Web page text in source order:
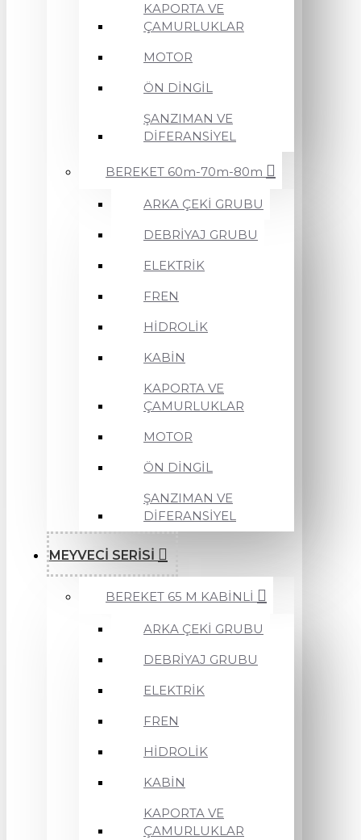
KAPORTA VE
ÇAMURLUKLAR
MOTOR
ÖN DİNGİL
ŞANZIMAN VE
DİFERANSİYEL
BEREKET 60m-70m-80m
ARKA ÇEKİ GRUBU
DEBRİYAJ GRUBU
ELEKTRİK
FREN
HİDROLİK
KABİN
KAPORTA VE
ÇAMURLUKLAR
MOTOR
ÖN DİNGİL
ŞANZIMAN VE
DİFERANSİYEL
MEYVECİ SERİSİ
BEREKET 65 M KABİNLİ
ARKA ÇEKİ GRUBU
DEBRİYAJ GRUBU
ELEKTRİK
FREN
HİDROLİK
KABİN
KAPORTA VE
ÇAMURLUKLAR